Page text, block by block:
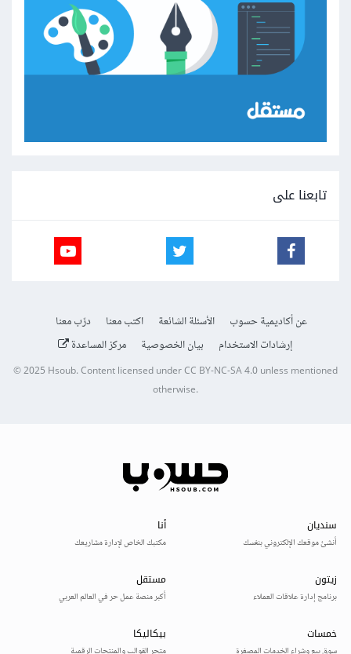
تابعنا على
عن أكاديمية حسوب الأسئلة الشائعة اكتب معنا
درّب معنا
إرشادات الاستخدام
بيان الخصوصية مركز المساعدة
© 2025Hsoub.Content licensed underCC BY-NC-SA 4.0unless mentioned
otherwise.